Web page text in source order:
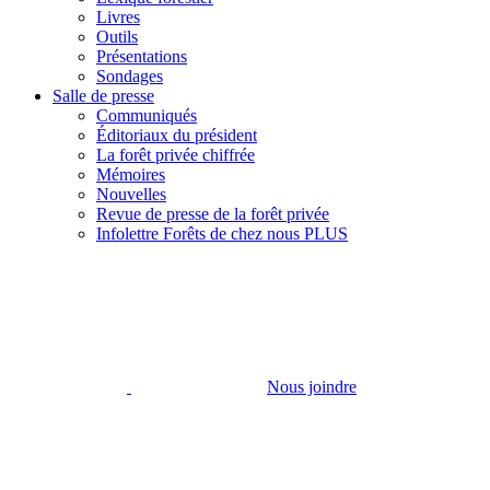
Livres
Outils
Présentations
Sondages
Salle de presse
Communiqués
Éditoriaux du président
La forêt privée chiffrée
Mémoires
Nouvelles
Revue de presse de la forêt privée
Infolettre Forêts de chez nous PLUS
Nous joindre